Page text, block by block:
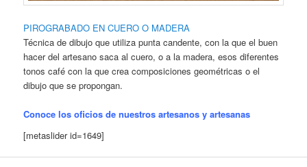
PIROGRABADO EN CUERO O MADERA
Técnica de dibujo que utiliza punta candente, con la que el buen
hacer del artesano saca al cuero, o a la madera, esos diferentes
tonos café con la que crea composiciones geométricas o el
dibujo que se propongan.
Conoce los oficios de nuestros artesanos y artesanas
[metaslider id=1649]